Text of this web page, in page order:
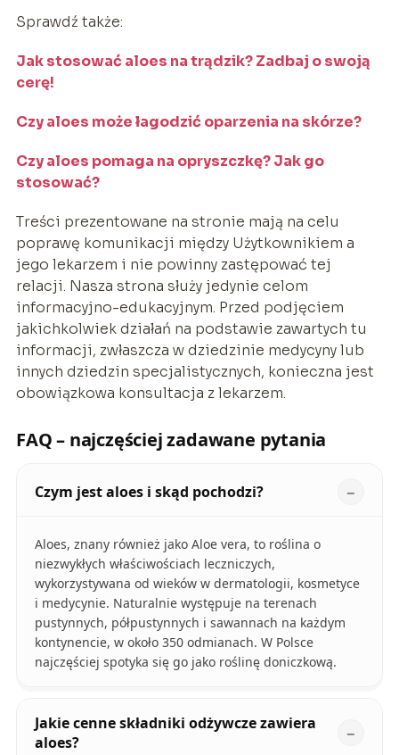
Sprawdź także:
Jak stosowaćaloes na trądzik? Zadbaj o swoją
cerę!
Czyaloes może łagodzićoparzenia na skórze?
Czyaloes pomaga na opryszczkę? Jak go
stosować?
Treści prezentowane na stronie mają na celu
poprawę komunikacji między Użytkownikiem a
jego lekarzem i nie powinny zastępować tej
relacji. Nasza strona służy jedynie celom
informacyjno-edukacyjnym. Przed podjęciem
jakichkolwiek działań na podstawie zawartych tu
informacji, zwłaszcza w dziedzinie medycyny lub
innych dziedzin specjalistycznych, konieczna jest
obowiązkowa konsultacja z lekarzem.
FAQ – najczęściej zadawane pytania
Czym jest aloes i skąd pochodzi?
Aloes, znany również jako Aloe vera, to roślina o
niezwykłych właściwościach leczniczych,
wykorzystywana od wieków w dermatologii, kosmetyce
i medycynie. Naturalnie występuje na terenach
pustynnych, półpustynnych i sawannach na każdym
kontynencie, w około 350 odmianach. W Polsce
najczęściej spotyka się go jako roślinę doniczkową.
Jakie cenne składniki odżywcze zawiera
aloes?